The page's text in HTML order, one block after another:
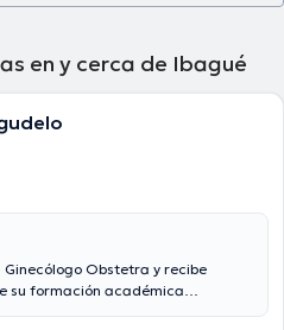
en y cerca de Ibagué
Ginecólogo Obstetra y recibe
su formación académica